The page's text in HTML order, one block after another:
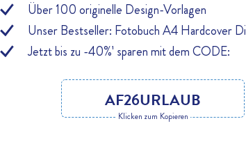
Über 100 originelle Design-Vorlagen
Unser Bestseller: Fotobuch A4 Hardcover
Jetzt bis zu -40%¹ sparen mit dem CODE:
AF26URLAUB
Klicken zum Kopieren